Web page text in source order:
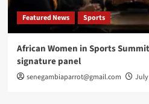
Featured News Sports
African Women in Sports
signature panel
senegambiaparrot@gmail.com July